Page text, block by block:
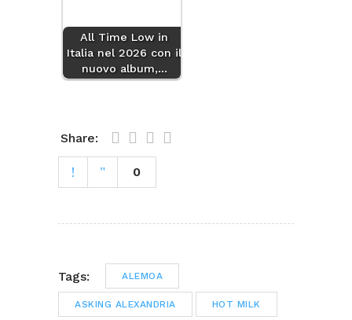
All Time Low in
Italia nel 2026 con il
nuovo album,…
Share:
0
Tags: ALEMOA
ASKING ALEXANDRIA HOT MILK